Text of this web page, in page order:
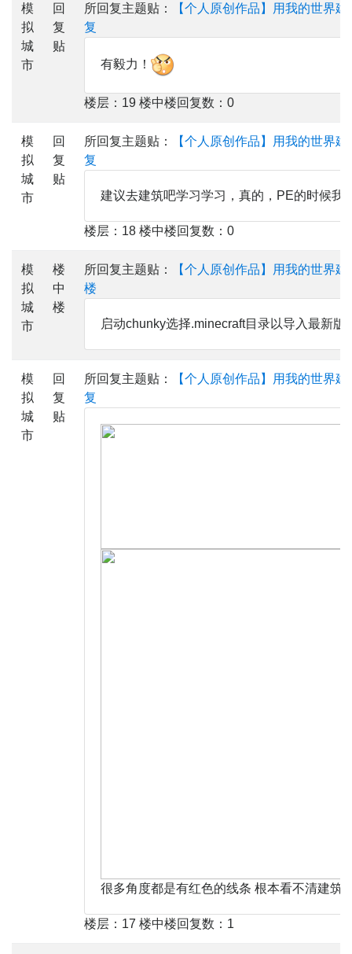
模
拟
城
市
回
复
贴
所回复主题贴：
【个人原创作品】用我的世界
复
有毅力！
楼层：19 楼中楼回复数：0
模
拟
城
市
回
复
贴
所回复主题贴：
【个人原创作品】用我的世界
复
建议去建筑吧学习学习，真的，PE的时候我
楼层：18 楼中楼回复数：0
模
拟
城
市
楼
中
楼
所回复主题贴：
【个人原创作品】用我的世界
楼
启动chunky选择.minecraft目录以导入最新版
模
拟
城
市
回
复
贴
所回复主题贴：
【个人原创作品】用我的世界
复
很多角度都是有红色的线条 根本看不清建筑
楼层：17 楼中楼回复数：1